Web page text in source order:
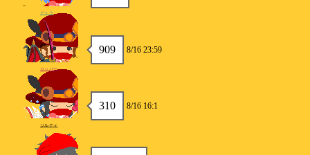
アトラ
909 8/16 23:59
リッパー
310 8/16 16:1
ジルティ